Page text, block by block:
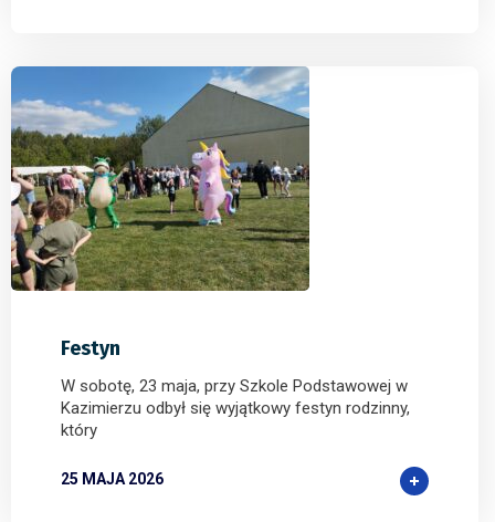
0 0 0
Festyn
W sobotę, 23 maja, przy Szkole Podstawowej w
Kazimierzu odbył się wyjątkowy festyn rodzinny,
który
25 MAJA 2026